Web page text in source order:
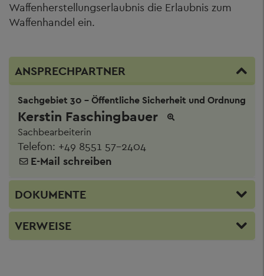
Waffenherstellungserlaubnis die Erlaubnis zum
Waffenhandel ein.
ANSPRECHPARTNER
Sachgebiet 30 - Öffentliche Sicherheit und Ordnung
Kerstin Faschingbauer
Sachbearbeiterin
Telefon: +49 8551 57-2404
E-Mail schreiben
DOKUMENTE
VERWEISE